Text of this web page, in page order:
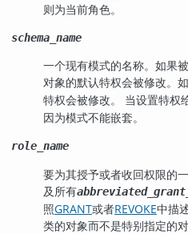
则为当前角色。
schema_name
一个现有模式的名称。如果
对象的默认特权会被修改。
特权会被修改。 当设置特权
因为模式不能嵌套。
role_name
要为其授予或者收回权限的
及所有
照GRANT或者REVOKE中描
类的对象而不是特别指定的对